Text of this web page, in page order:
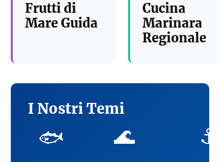
Frutti di
Mare Guida
Cucina
Marinara
Regionale
I Nostri Temi
🐟 🌊 ⚓